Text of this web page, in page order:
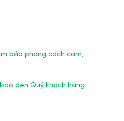
bảo phong cách cắm,
đến Quý khách hàng